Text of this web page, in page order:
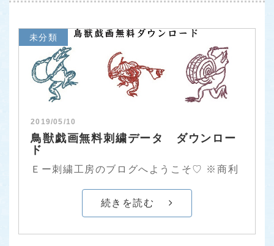
未分類
2019/05/10
鳥獣戯画無料刺繍データ ダウンロー
ド
Ｅー刺繍工房のブログへようこそ♡ ※商利
続きを読む